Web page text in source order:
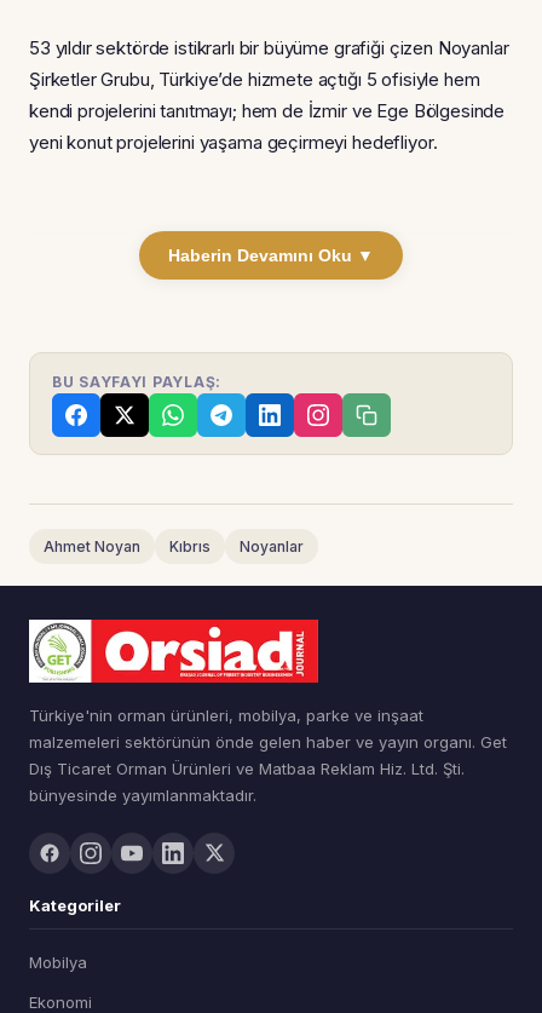
53 yıldır sektörde istikrarlı bir büyüme grafiği çizen Noyanlar
Şirketler Grubu, Türkiye’de hizmete açtığı 5 ofisiyle hem
kendi projelerini tanıtmayı; hem de İzmir ve Ege Bölgesinde
yeni konut projelerini yaşama geçirmeyi hedefliyor.
Haberin Devamını Oku ▼
BU SAYFAYI PAYLAŞ:
Ahmet Noyan Kıbrıs Noyanlar
Türkiye'nin orman ürünleri, mobilya, parke ve inşaat
malzemeleri sektörünün önde gelen haber ve yayın organı. Get
Dış Ticaret Orman Ürünleri ve Matbaa Reklam Hiz. Ltd. Şti.
bünyesinde yayımlanmaktadır.
Kategoriler
Mobilya
Ekonomi